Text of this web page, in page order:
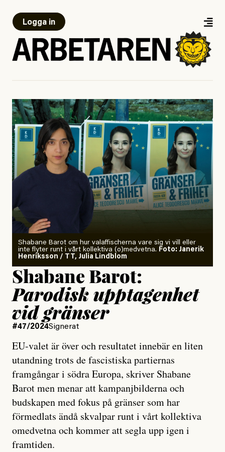
Logga in
Shabane Barot om hur valaffischerna vare sig vi vill eller
inte flyter runt i vårt kollektiva (o)medvetna. Foto: Janerik
Henriksson / TT, Julia Lindblom
Shabane Barot:
Parodisk upptagenhet
vid gränser
#47/2024Signerat
EU-valet är över och resultatet innebär en liten
utandning trots de fascistiska partiernas
framgångar i södra Europa, skriver Shabane
Barot men menar att kampanjbilderna och
budskapen med fokus på gränser som har
förmedlats ändå skvalpar runt i vårt kollektiva
omedvetna och kommer att segla upp igen i
framtiden.